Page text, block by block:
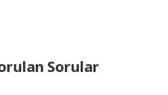
Sorular